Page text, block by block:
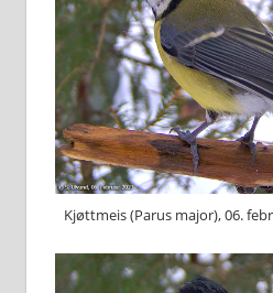
Kjøttmeis (Parus major), 06.